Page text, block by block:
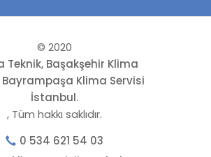
© 2020
Teknik, Başakşehir Klima
Bayrampaşa Klima Servisi
İstanbul.
, Tüm hakkı saklıdır.
0 534 621 54 03